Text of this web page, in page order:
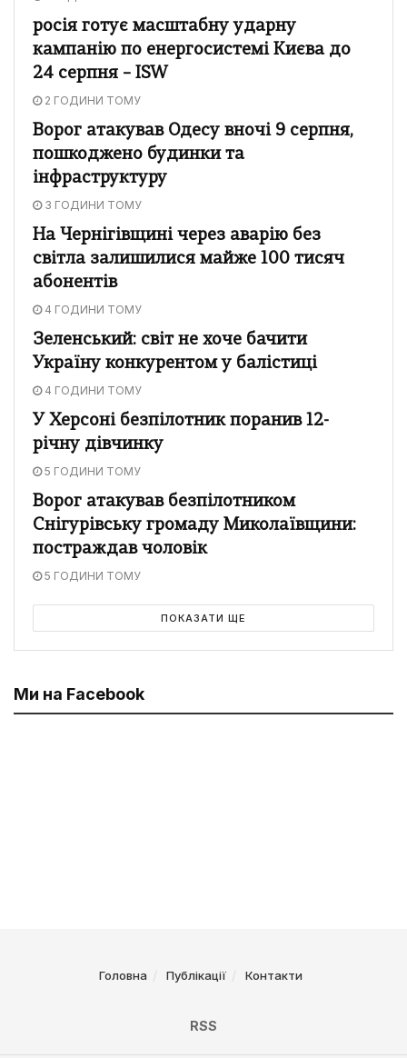
росія готує масштабну ударну
кампанію по енергосистемі Києва до
24 серпня – ISW
2 ГОДИНИ ТОМУ
Ворог атакував Одесу вночі 9 серпня,
пошкоджено будинки та
інфраструктуру
3 ГОДИНИ ТОМУ
На Чернігівщині через аварію без
світла залишилися майже 100 тисяч
абонентів
4 ГОДИНИ ТОМУ
Зеленський: світ не хоче бачити
Україну конкурентом у балістиці
4 ГОДИНИ ТОМУ
У Херсоні безпілотник поранив 12-
річну дівчинку
5 ГОДИНИ ТОМУ
Ворог атакував безпілотником
Снігурівську громаду Миколаївщини:
постраждав чоловік
5 ГОДИНИ ТОМУ
ПОКАЗАТИ ЩЕ
Ми на Facebook
Головна Публікації Контакти
RSS